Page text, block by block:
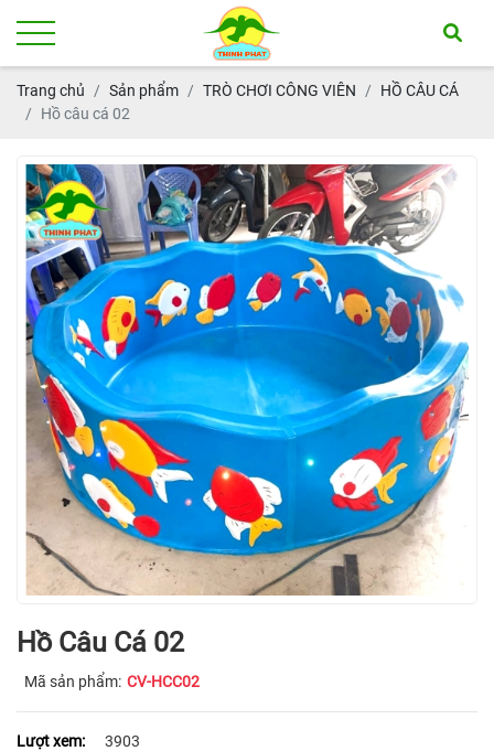
Trang chủ Sản phẩm TRÒ CHƠI CÔNG VIÊN
HỒ CÂU CÁ
Hồ câu cá 02
Hồ Câu Cá 02
Mã sản phẩm: CV-HCC02
Lượt xem: 3903